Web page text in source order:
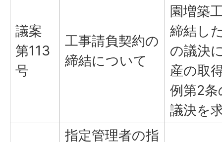
議案
第113
号
工事請負契約の
締結について
園増築
締結し
の議決
産の取
例第2
議決を
指定管理者の指